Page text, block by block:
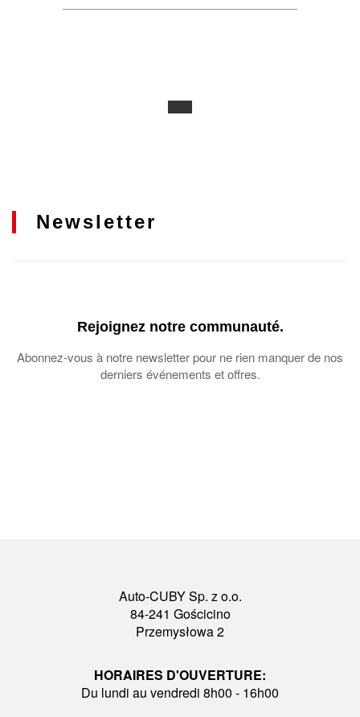
Newsletter
Rejoignez notre communauté.
Abonnez-vous à notre newsletter pour ne rien manquer de nos
derniers événements et offres.
Auto-CUBY Sp. z o.o.
84-241 Gościcino
Przemysłowa 2
HORAIRES D'OUVERTURE:
Du lundi au vendredi 8h00 - 16h00